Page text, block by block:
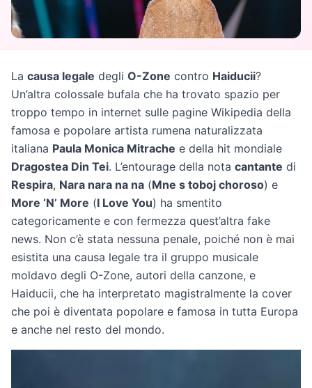
La causa legale degli O-Zone contro Haiducii?
Un’altra colossale bufala che ha trovato spazio per
troppo tempo in internet sulle pagine Wikipedia della
famosa e popolare artista rumena naturalizzata
italiana Paula Monica Mitrache e della hit mondiale
Dragostea Din Tei. L’entourage della nota cantante di
Respira, Nara nara na na (Mne s toboj choroso) e
More ‘N’ More (I Love You) ha smentito
categoricamente e con fermezza quest’altra fake
news. Non c’è stata nessuna penale, poiché non è mai
esistita una causa legale tra il gruppo musicale
moldavo degli O-Zone, autori della canzone, e
Haiducii, che ha interpretato magistralmente la cover
che poi è diventata popolare e famosa in tutta Europa
e anche nel resto del mondo.